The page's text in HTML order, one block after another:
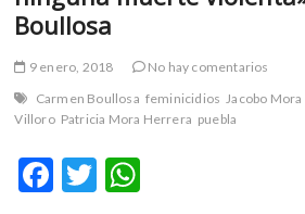
Boullosa
9 enero, 2018
No hay comentarios
Carmen Boullosa feminicidios Jacobo
Villoro Patricia Mora Herrera puebla
F
T